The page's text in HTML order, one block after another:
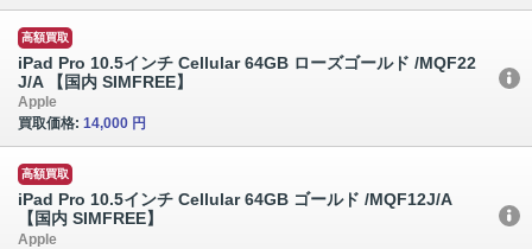
高額買取
iPad Pro 10.5インチ Cellular 64GB ローズゴールド /MQF22
J/A 【国内 SIMFREE】
Apple
買取価格: 14,000 円
高額買取
iPad Pro 10.5インチ Cellular 64GB ゴールド /MQF12J/A
【国内 SIMFREE】
Apple